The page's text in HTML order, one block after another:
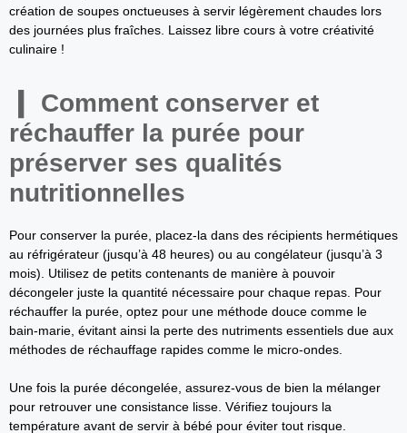
création de soupes onctueuses à servir légèrement chaudes lors
des journées plus fraîches. Laissez libre cours à votre créativité
culinaire !
Comment conserver et
réchauffer la purée pour
préserver ses qualités
nutritionnelles
Pour conserver la purée, placez-la dans des récipients hermétiques
au réfrigérateur (jusqu’à 48 heures) ou au congélateur (jusqu’à 3
mois). Utilisez de petits contenants de manière à pouvoir
décongeler juste la quantité nécessaire pour chaque repas. Pour
réchauffer la purée, optez pour une méthode douce comme le
bain-marie, évitant ainsi la perte des nutriments essentiels due aux
méthodes de réchauffage rapides comme le micro-ondes.
Une fois la purée décongelée, assurez-vous de bien la mélanger
pour retrouver une consistance lisse. Vérifiez toujours la
température avant de servir à bébé pour éviter tout risque.